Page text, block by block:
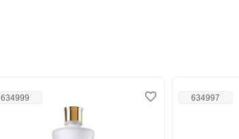
634999 634997